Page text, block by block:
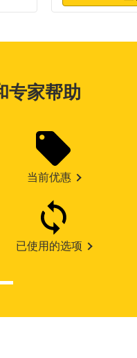
专家帮助
当前优惠
已使用的选项